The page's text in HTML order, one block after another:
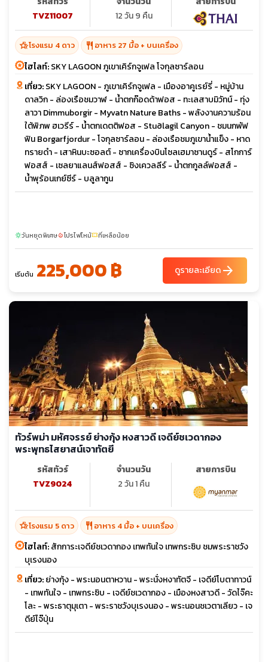
TVZ11007
12 วัน 9 คืน
hotel_classโรงแรม 4 ดาว restaurant อาหาร 27 มื้อ + บนเครื่อง
ไฮไลท์:SKY LAGOON ภูเขาเคิร์กจูเฟล โจกุลซาร์ลอน
เที่ยว:SKY LAGOON - ภูเขาเคิร์กจูเฟล - เมืองอาคูเรย์รี่ - หมู่บ้าน
ดาลวิก - ล่องเรือชมวาฬ - น้ำตกก๊อดด้าฟอส - ทะเลสาบมิวัทน์ - ทุ่ง
ลาวา Dimmuborgir - Myvatn Nature Baths - พลังงานความร้อน
ใต้พิภพ ฮเวรีร์ - น้ำตกเดตติฟอส - Stuðlagil Canyon - ชมนกพัฟ
ฟิน Borgarfjordur - โจกุลซาร์ลอน - ล่องเรือชมภูเขาน้ำแข็ง - หาด
ทรายดำ - เสาหินบะซอลต์ - ซากเครื่องบินโซลเฮมาซานดูร์ - สโกการ์
ฟอสส์ - เซลยาแลนส์ฟอสส์ - ซิงเควลลีร์ - น้ำตกกูลล์ฟอสส์ -
น้ำพุร้อนเกย์ซีร์ - บลูลากูน
sunnyวันหยุดพิเศษlocal_fire_departmentโปรไฟไหม้confirmation_numberที่เหลือน้อย
เริ่มต้น 225,000 ฿ ดูรายละเอียดarrow_forward
ทัวร์พม่า มหัศจรรย์ ย่างกุ้ง หงสาวดี เจดีย์ชเวดากอง
พระพุทธไสยาสน์เจาทัตยี
รหัสทัวร์
TVZ9024
จำนวนวัน
2 วัน 1 คืน
สายการบิน
hotel_classโรงแรม 5 ดาว restaurant อาหาร 4 มื้อ + บนเครื่อง
ไฮไลท์:สักการะเจดีย์ชเวดากอง เทพทันใจ เทพกระซิบ ชมพระราชวัง
บุเรงนอง
เที่ยว:ย่างกุ้ง - พระนอนตาหวาน - พระนั่งหงาทัตจี - เจดีย์โบตาทาวน์
- เทพทันใจ - เทพกระซิบ - เจดีย์ชเวดากอง - เมืองหงสาวดี - วัดไจ๊คะ
โละ - พระธาตุมุเตา - พระราชวังบุเรงนอง - พระนอนชเวตาเลียว - เจ
ดีย์ไจ๊ปุ่น